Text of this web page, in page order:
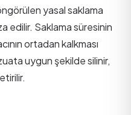
yasal saklama
edilir. Saklama süresinin
ortadan kalkması
uygun şekilde silinir,